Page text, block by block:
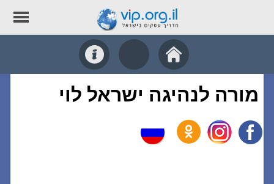
מורה לנהיגה ישראל לוי